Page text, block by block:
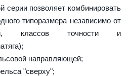
серии позволяет комбинировать
типоразмера независимо от
классов точности и
направляющей;
"сверху";